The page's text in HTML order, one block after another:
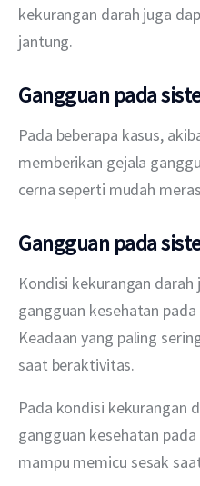
kekurangan darah juga
jantung.
Gangguan pada
Pada beberapa kasus,
memberikan gejala
cerna seperti mudah
Gangguan pada
Kondisi kekurangan
gangguan kesehatan
Keadaan yang paling
saat beraktivitas.
Pada kondisi kekurangan
gangguan kesehatan
mampu memicu sesak